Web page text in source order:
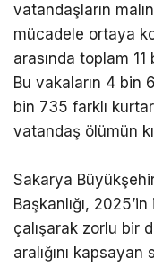
vatandaşların
mücadele ortaya
arasında toplam
Bu vakaların 4 bin
bin 735 farklı
vatandaş ölümün
Sakarya
Başkanlığı,
çalışarak zorlu bir
aralığını